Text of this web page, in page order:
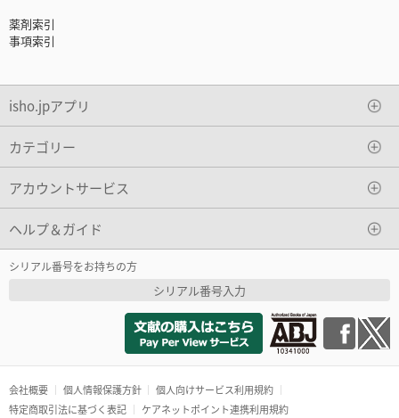
薬剤索引
事項索引
isho.jpアプリ
カテゴリー
アカウントサービス
ヘルプ＆ガイド
シリアル番号をお持ちの方
シリアル番号入力
会社概要 個人情報保護方針
個人向けサービス利用規約
特定商取引法に基づく表記
ケアネットポイント連携利用規約